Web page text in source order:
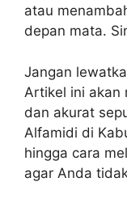
atau
depan mata.
Jangan
Artikel ini akan
dan akurat
Alfamidi di
hingga cara
agar Anda